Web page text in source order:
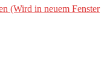
(Wird in neuem Fenster